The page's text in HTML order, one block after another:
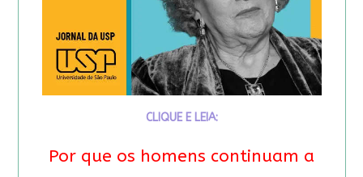
CLIQUE E LEIA:
Por que os homens continuam a